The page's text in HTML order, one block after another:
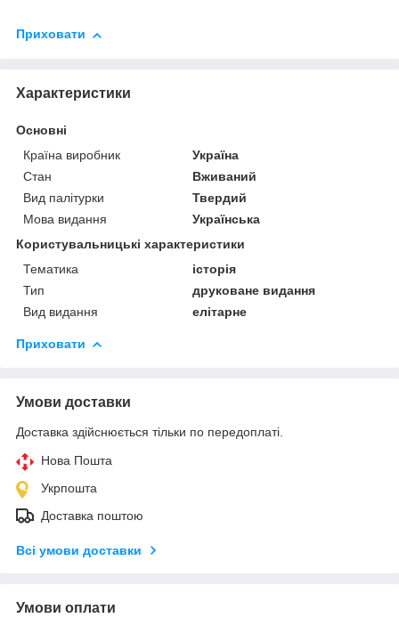
Приховати
Характеристики
Основні
Країна виробник
Україна
Стан
Вживаний
Вид палітурки
Твердий
Мова видання
Українська
Користувальницькі характеристики
Тематика
історія
Тип
друковане видання
Вид видання
елітарне
Приховати
Умови доставки
Доставка здійснюється тільки по передоплаті.
Нова Пошта
Укрпошта
Доставка поштою
Всі умови доставки
Умови оплати